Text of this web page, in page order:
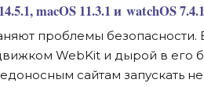
macOS 11.3.1 и watchOS
проблемы безопасности.
WebKit и дырой в его
сайтам запускать